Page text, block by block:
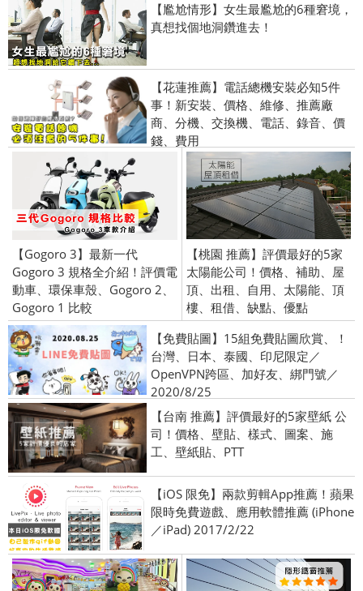
【尷尬情形】女生最尷尬的6種窘境，
真想找個地洞鑽進去！
【花蓮推薦】電話總機安裝必知5件
事！新安裝、價格、維修、推薦廠
商、分機、交換機、電話、錄音、價
錢、費用
【Gogoro 3】最新一代
Gogoro 3 規格全介紹！評價電
動車、環保車殼、Gogoro 2、
Gogoro 1 比較
【桃園 推薦】評價最好的5家
太陽能公司！價格、補助、屋
頂、出租、自用、太陽能、頂
樓、租借、缺點、優點
【免費貼圖】15組免費貼圖欣賞、！
台灣、日本、泰國、印尼限定／
OpenVPN跨區、加好友、綁門號／
2020/8/25
【台南 推薦】評價最好的5家壁紙 公
司！價格、壁貼、樣式、圖案、施
工、壁紙貼、PTT
【iOS 限免】兩款剪輯App推薦！蘋果
限時免費遊戲、應用軟體推薦 (iPhone
／iPad) 2017/2/22